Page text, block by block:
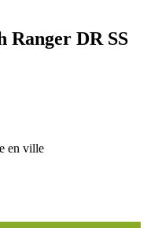
Ranger DR SS
en ville